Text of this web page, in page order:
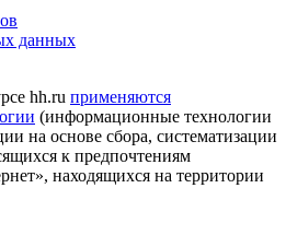
данных
hh.ru применяются
(информационные технологии
на основе сбора, систематизации
к предпочтениям
находящихся на территории